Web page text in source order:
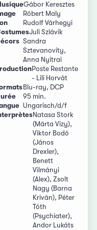
Gábor Keresztes
Róbert Maly
Rudolf Várhegyi
Juli Szlávik
Sandra
Sztevanovity,
Anna Nyitrai
Poste Restante
- Lili Horvát
Blu-ray, DCP
95 min.
Ungarisch/d/f
Natasa Stork
(Márta Vizy),
Viktor Bodó
(János
Drexler),
Benett
Vilmányi
(Alex), Zsolt
Nagy (Barna
Kriván), Péter
Tóth
(Psychiater),
Andor Lukáts